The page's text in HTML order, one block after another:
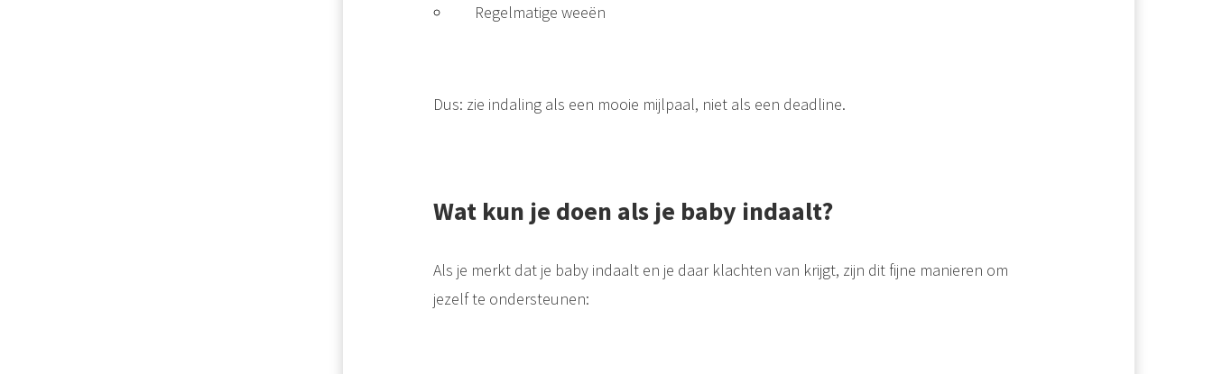
Regelmatige weeën
Dus: zie indaling als een mooie mijlpaal, niet als een deadline.
Wat kun je doen als je baby indaalt?
Als je merkt dat je baby indaalt en je daar klachten van krijgt, zijn dit fijne manieren om
jezelf te ondersteunen: